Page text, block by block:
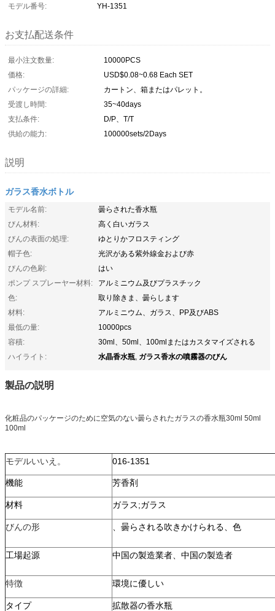
モデル番号:
YH-1351
お支払配送条件
最小注文数量:
10000PCS
価格:
USD$0.08~0.68 Each SET
パッケージの詳細:
カートン、箱またはパレット。
受渡し時間:
35~40days
支払条件:
D/P、T/T
供給の能力:
100000sets/2Days
説明
ガラス香水ボトル
モデル名前:
曇らされた香水瓶
びん材料:
高く白いガラス
びんの表面の処理:
ゆとりかフロスティング
帽子色:
光沢がある紫外線金および赤
びんの色刷:
はい
ポンプ スプレーヤー材料:
アルミニウム及びプラスチック
色:
取り除きま、曇らします
材料:
アルミニウム、ガラス、PP及びABS
最低の量:
10000pcs
容積:
30ml、50ml、100mlまたはカスタマイズされる
ハイライト:
水晶香水瓶, ガラス香水の噴霧器のびん
製品の説明
化粧品のパッケージのために空気のない曇らされたガラスの香水瓶30ml 50ml
100ml
モデルいいえ。 016-1351
機能 芳香剤
材料 ガラス;ガラス
びんの形 、曇らされる吹きかけられる、色
工場起源 中国の製造業者、中国の製造者
特徴 環境に優しい
タイプ 拡散器の香水瓶